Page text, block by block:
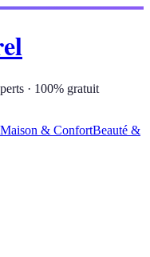
· 100% gratuit
Maison & ConfortBeauté &